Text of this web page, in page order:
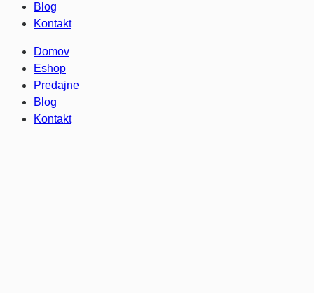
Blog
Kontakt
Domov
Eshop
Predajne
Blog
Kontakt